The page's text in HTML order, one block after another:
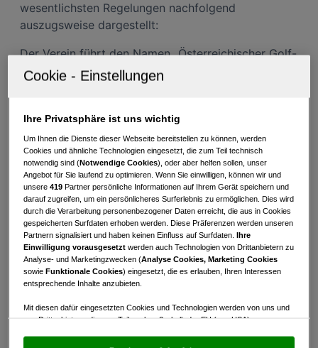
wesentlichsten Regelungen nachfolgend
auszugsweise dargestellt:
Der Verein führt den Namen „Österreichischer Golf-
Verband“ und hat seinen Sitz in Wien. Der Zweck
des Verbandes ist die Wahrung und Förderung der
auf Gewinn gerichtet.
Dem Verband obliegt es
alle mit dem Golfsport in Österreich
zusammenhängenden Fragen zu entscheiden;
die golferischen Beziehungen im Inland und
zum Ausland zu pflegen und zu regeln und
die Interessen des österreichischen
Golfsports und der österreichischen
Golfspieler gegenüber dem Ausland zu
die Spielregeln festzulegen, das
Ihre Privatsphäre ist uns wichtig
Um Ihnen die Dienste dieser Webseite bereitstellen zu können, werden
Cookies und ähnliche Technologien eingesetzt, die zum Teil technisch
notwendig sind (Notwendige Cookies), oder aber helfen sollen, unser
Angebot für Sie laufend zu optimieren. Wenn Sie einwilligen, können wir und
unsere419 Partner persönliche Informationen auf Ihrem Gerät speichern und
darauf zugreifen, um ein persönlicheres Surferlebnis zu ermöglichen. Dies wird
durch die Verarbeitung personenbezogener Daten erreicht, die aus in Cookies
gespeicherten Surfdaten erhoben werden. Diese Präferenzen werden unseren
Partnern signalisiert und haben keinen Einfluss auf Surfdaten.Ihre
Einwilligung vorausgesetzt werden auch Technologien von Drittanbietern zu
Analyse- und Marketingzwecken (Analyse Cookies, Marketing Cookies
sowieFunktionale Cookies) eingesetzt, die es erlauben, Ihren Interessen
entsprechende Inhalte anzubieten.
Mit diesen dafür eingesetzten Cookies und Technologien werden von uns und
von Drittanbietern, die zum Teil auch außerhalb der EU (u.a. USA)